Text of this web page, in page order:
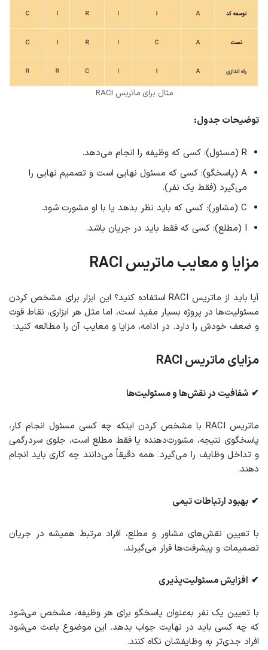
مثال برای ماتریس RACI
توضیحات جدول:
R (مسئول): کسی که وظیفه را انجام می‌دهد.
A (پاسخگو): کسی که مسئول نهایی است و تصمیم نهایی را
می‌گیرد (فقط یک نفر).
C (مشاور): کسی که باید نظر بدهد یا با او مشورت شود.
I (مطلع): کسی که فقط باید در جریان باشد.
مزایا و معایب ماتریسRACI
آیا باید از ماتریس RACI استفاده کنید؟ این ابزار برای مشخص کردن
مسئولیت‌ها در پروژه بسیار مفید است، اما مثل هر ابزاری، نقاط قوت
و ضعف خودش را دارد. در ادامه، مزایا و معایب آن را مطالعه کنید:
مزایای ماتریس RACI
✔ شفافیت در نقش‌ها و مسئولیت‌ها
ماتریس RACI با مشخص کردن اینکه چه کسی مسئول انجام کار،
پاسخگوی نتیجه، مشورت‌دهنده یا فقط مطلع است، جلوی سردرگمی
و تداخل وظایف را می‌گیرد. همه دقیقاً می‌دانند چه کاری باید انجام
دهند.
✔ بهبود ارتباطات تیمی
با تعیین نقش‌های مشاور و مطلع، افراد مرتبط همیشه در جریان
تصمیمات و پیشرفت‌ها قرار می‌گیرند.
✔ افزایش مسئولیت‌پذیری
با تعیین یک نفر به‌عنوان پاسخگو برای هر وظیفه، مشخص می‌شود
که چه کسی باید در نهایت جواب بدهد. این موضوع باعث می‌شود
افراد جدی‌تر به وظایفشان نگاه کنند.